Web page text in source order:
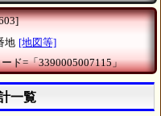
地 [地図等]
ド=「3390005007115」
一覧